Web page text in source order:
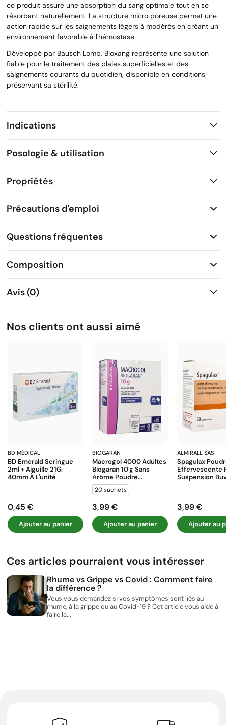
ce produit assure une absorption du sang optimale tout en se
résorbant naturellement. La structure micro poreuse permet une
action rapide sur les saignements légers à modérés en créant un
environnement favorable à l'hémostase.
Développé par Bausch Lomb, Bloxang représente une solution
fiable pour le traitement des plaies superficielles et des
saignements courants du quotidien, disponible en conditions
préservant sa stérilité.
Indications
Posologie & utilisation
Propriétés
Précautions d'emploi
Questions fréquentes
Composition
Avis (0)
Nos clients ont aussi aimé
BD MÉDICAL
BD Emerald Seringue
2ml + Aiguille 21G
40mm À L'unité
Prix
0,45 €
Ajouter au panier
BIOGARAN
Macrogol 4000 Adultes
Biogaran 10 G Sans
Arôme Poudre...
20 sachets
Prix
3,99 €
Ajouter au panier
ALMIRALL SAS
Spagulax
Effervescente
Suspension
Prix
3,99 €
Ajouter au
Ces articles pourraient vous intéresser
Rhume vs Grippe vs Covid : Comment faire
la différence ?
Vous vous demandez si vos symptômes sont liés au
rhume, à la grippe ou au Covid-19 ? Cet article vous aide à
faire la...